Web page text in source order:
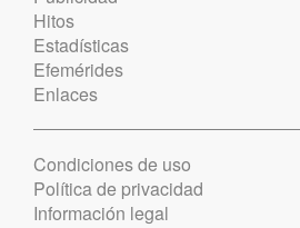
Hitos
Estadísticas
Efemérides
Enlaces
Condiciones de uso
Política de privacidad
Información legal